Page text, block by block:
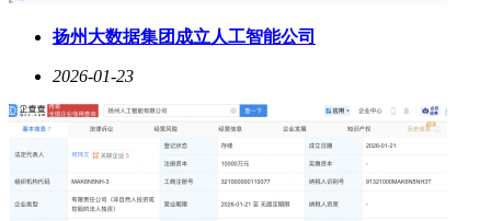
扬州大数据集团成立人工智能公司
2026-01-23